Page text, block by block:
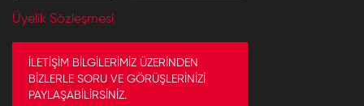
Üyelik Sözleşmesi
İLETİŞİM BİLGİLERİMİZ ÜZERİNDEN
BİZLERLE SORU VE GÖRÜŞLERİNİZİ
PAYLAŞABİLİRSİNİZ.